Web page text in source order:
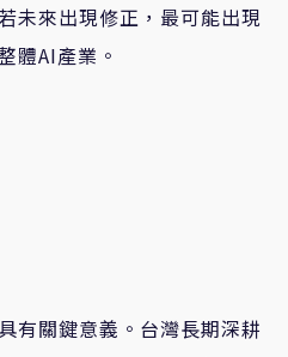
未來出現修正，最可能出現
體AI產業。
有關鍵意義。台灣長期深耕